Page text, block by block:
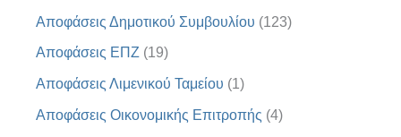
Αποφάσεις Δημοτικού Συμβουλίου (123)
Αποφάσεις ΕΠΖ (19)
Αποφάσεις Λιμενικού Ταμείου (1)
Αποφάσεις Οικονομικής Επιτροπής (4)